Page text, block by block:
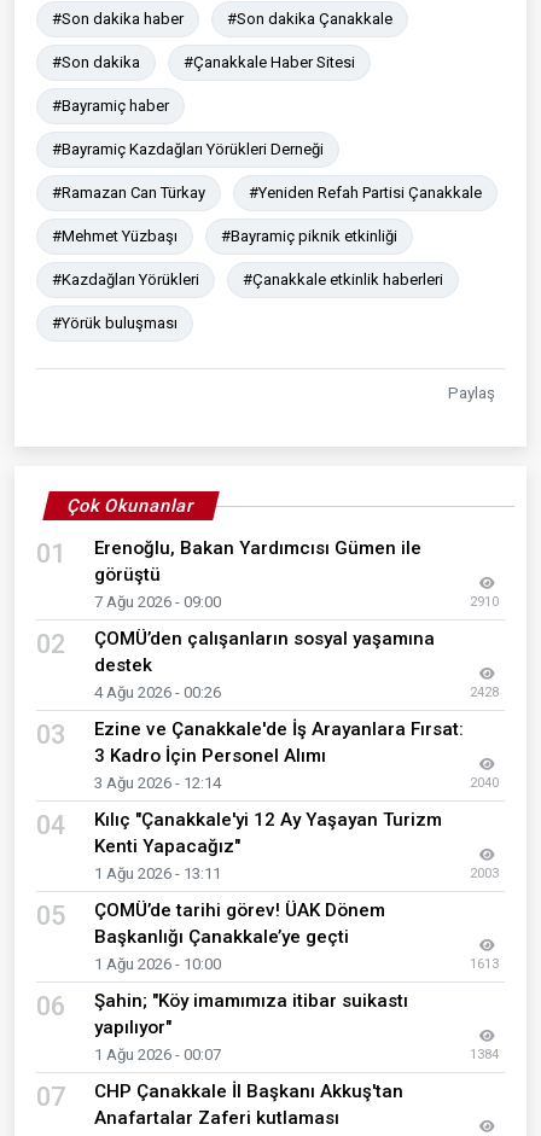
#Son dakika haber #Son dakika Çanakkale
#Son dakika #Çanakkale Haber Sitesi
#Bayramiç haber
#Bayramiç Kazdağları Yörükleri Derneği
#Ramazan Can Türkay #Yeniden Refah Partisi Çanakkale
#Mehmet Yüzbaşı #Bayramiç piknik etkinliği
#Kazdağları Yörükleri #Çanakkale etkinlik haberleri
#Yörük buluşması
Paylaş
Çok Okunanlar
01
Erenoğlu, Bakan Yardımcısı Gümen ile
görüştü
7 Ağu 2026 - 09:00 2910
02
ÇOMÜ’den çalışanların sosyal yaşamına
destek
4 Ağu 2026 - 00:26 2428
03
Ezine ve Çanakkale'de İş Arayanlara Fırsat:
3 Kadro İçin Personel Alımı
3 Ağu 2026 - 12:14 2040
04
Kılıç "Çanakkale'yi 12 Ay Yaşayan Turizm
Kenti Yapacağız"
1 Ağu 2026 - 13:11 2003
05
ÇOMÜ’de tarihi görev! ÜAK Dönem
Başkanlığı Çanakkale’ye geçti
1 Ağu 2026 - 10:00 1613
06
Şahin; "Köy imamımıza itibar suikastı
yapılıyor"
1 Ağu 2026 - 00:07 1384
07
CHP Çanakkale İl Başkanı Akkuş'tan
Anafartalar Zaferi kutlaması